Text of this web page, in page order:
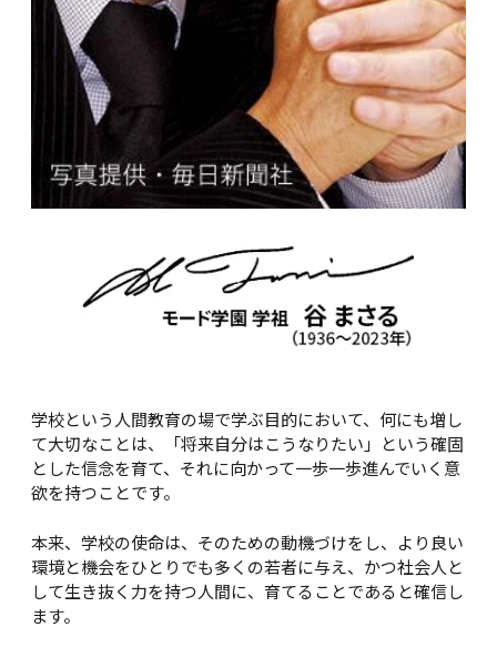
学校という人間教育の場で学ぶ目的において、何にも増し
て大切なことは、「将来自分はこうなりたい」という確固
とした信念を育て、それに向かって一歩一歩進んでいく意
欲を持つことです。
本来、学校の使命は、そのための動機づけをし、より良い
環境と機会をひとりでも多くの若者に与え、かつ社会人と
して生き抜く力を持つ人間に、育てることであると確信し
ます。